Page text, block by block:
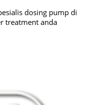
dosing pump di
treatment anda